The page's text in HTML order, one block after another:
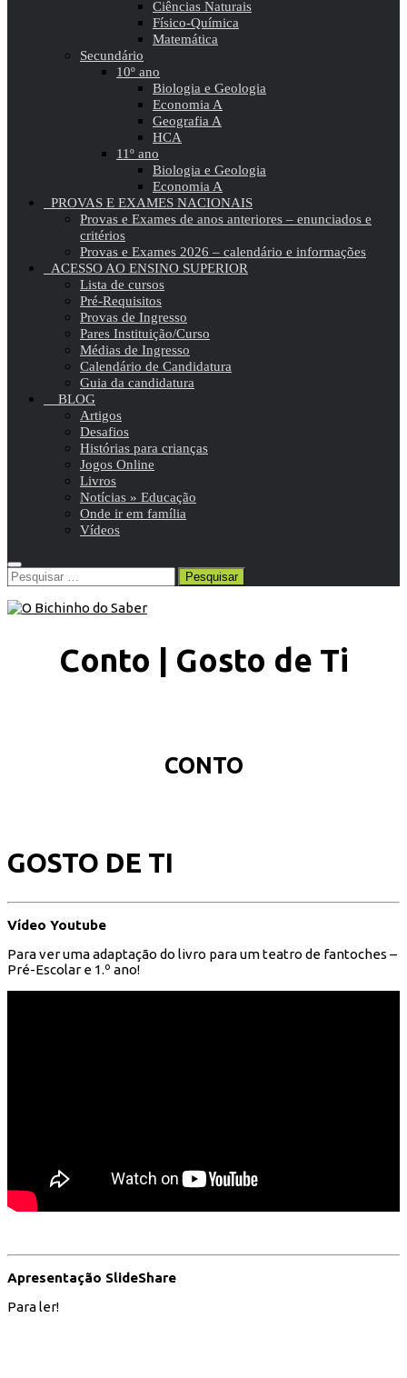
Ciências Naturais
Físico-Química
Matemática
Secundário
10º ano
Biologia e Geologia
Economia A
Geografia A
HCA
11º ano
Biologia e Geologia
Economia A
PROVAS E EXAMES NACIONAIS
Provas e Exames de anos anteriores – enunciados e
critérios
Provas e Exames 2026 – calendário e informações
ACESSO AO ENSINO SUPERIOR
Lista de cursos
Pré-Requisitos
Provas de Ingresso
Pares Instituição/Curso
Médias de Ingresso
Calendário de Candidatura
Guia da candidatura
BLOG
Artigos
Desafios
Histórias para crianças
Jogos Online
Livros
Notícias » Educação
Onde ir em família
Vídeos
Pesquisar
por:
Conto | Gosto de Ti
CONTO
GOSTO DE TI
Vídeo Youtube
Para ver uma adaptação do livro para um teatro de fantoches –
Pré-Escolar e 1.º ano!
Apresentação SlideShare
Para ler!